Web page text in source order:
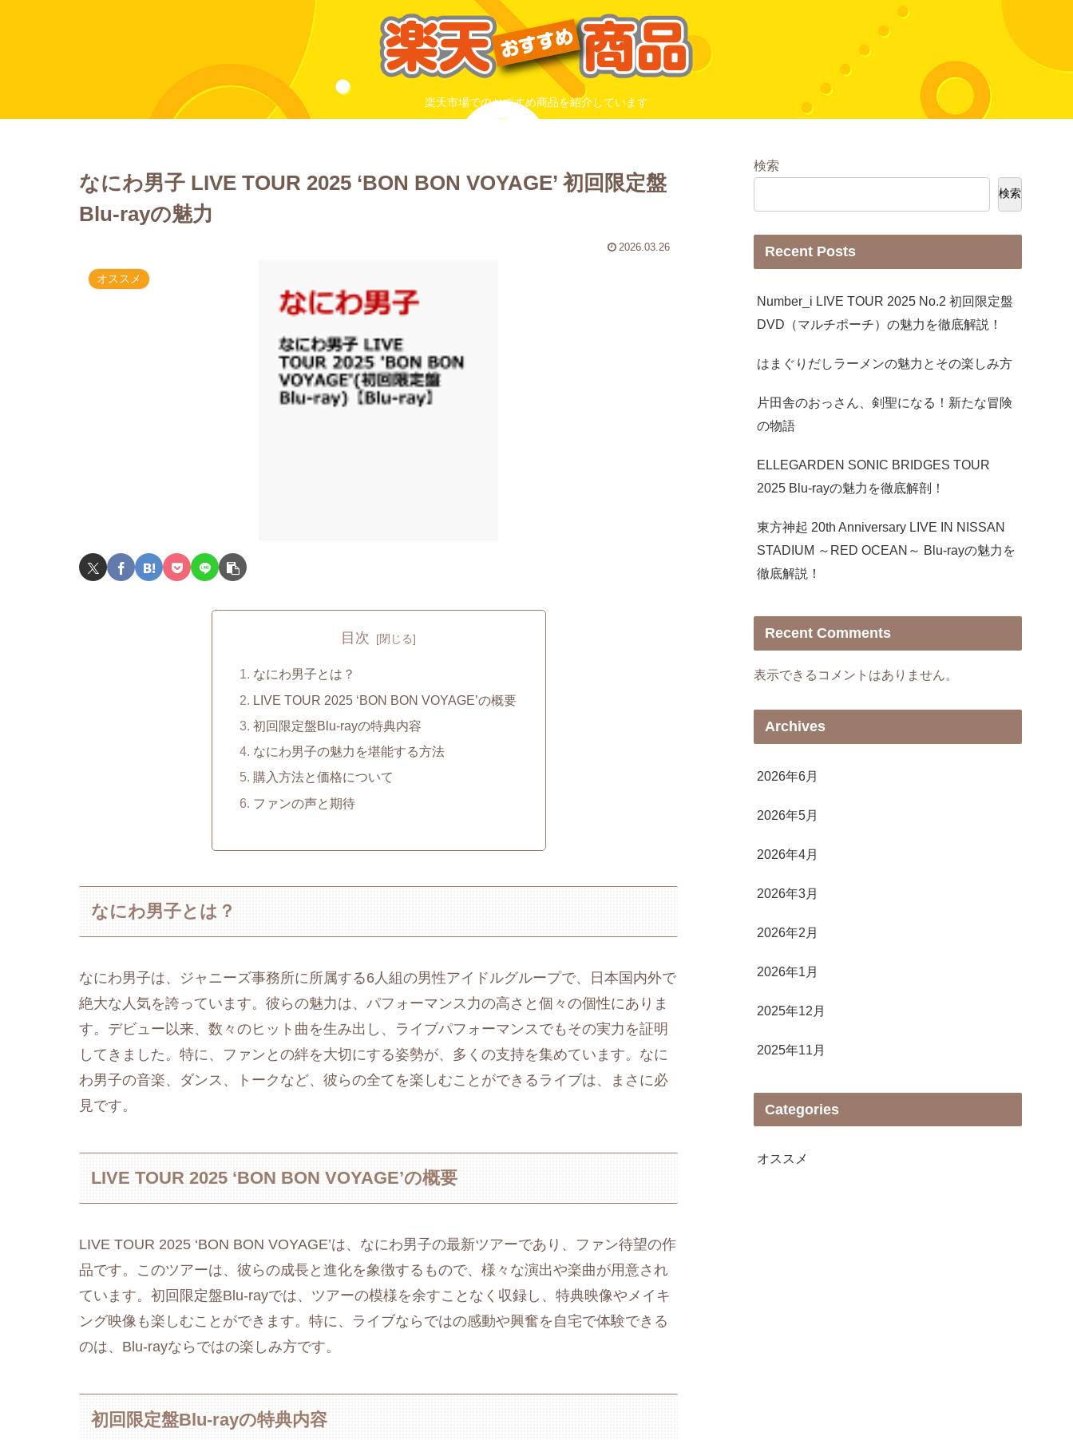
楽天市場でのおすすめ商品を紹介しています
なにわ男子 LIVE TOUR 2025 ‘BON BON VOYAGE’ 初回限定盤
Blu-rayの魅力
2026.03.26
オススメ
目次
なにわ男子とは？
LIVE TOUR 2025 ‘BON BON VOYAGE’の概要
初回限定盤Blu-rayの特典内容
なにわ男子の魅力を堪能する方法
購入方法と価格について
ファンの声と期待
なにわ男子とは？
なにわ男子は、ジャニーズ事務所に所属する6人組の男性アイドルグループで、日本国内外で
絶大な人気を誇っています。彼らの魅力は、パフォーマンス力の高さと個々の個性にありま
す。デビュー以来、数々のヒット曲を生み出し、ライブパフォーマンスでもその実力を証明
してきました。特に、ファンとの絆を大切にする姿勢が、多くの支持を集めています。なに
わ男子の音楽、ダンス、トークなど、彼らの全てを楽しむことができるライブは、まさに必
見です。
LIVE TOUR 2025 ‘BON BON VOYAGE’の概要
LIVE TOUR 2025 ‘BON BON VOYAGE’は、なにわ男子の最新ツアーであり、ファン待望の作
品です。このツアーは、彼らの成長と進化を象徴するもので、様々な演出や楽曲が用意され
ています。初回限定盤Blu-rayでは、ツアーの模様を余すことなく収録し、特典映像やメイキ
ング映像も楽しむことができます。特に、ライブならではの感動や興奮を自宅で体験できる
のは、Blu-rayならではの楽しみ方です。
初回限定盤Blu-rayの特典内容
検索
検索
Recent Posts
Number_i LIVE TOUR 2025 No.2 初回限定盤
DVD（マルチポーチ）の魅力を徹底解説！
はまぐりだしラーメンの魅力とその楽しみ方
片田舎のおっさん、剣聖になる！新たな冒険
の物語
ELLEGARDEN SONIC BRIDGES TOUR
2025 Blu-rayの魅力を徹底解剖！
東方神起 20th Anniversary LIVE IN NISSAN
STADIUM ～RED OCEAN～ Blu-rayの魅力を
徹底解説！
Recent Comments
表示できるコメントはありません。
Archives
2026年6月
2026年5月
2026年4月
2026年3月
2026年2月
2026年1月
2025年12月
2025年11月
Categories
オススメ